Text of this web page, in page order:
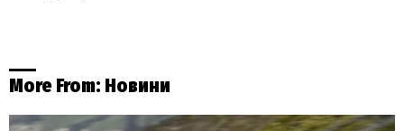
More From: Новини